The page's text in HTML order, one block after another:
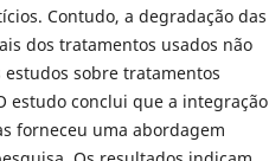
Contudo, a degradação das
dos tratamentos usados não
sobre tratamentos
estudo conclui que a integração
forneceu uma abordagem